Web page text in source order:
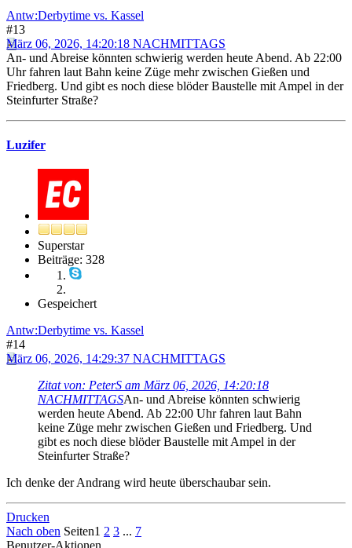
Antw:Derbytime vs. Kassel
#13
März 06, 2026, 14:20:18 NACHMITTAGS
An- und Abreise könnten schwierig werden heute Abend. Ab 22:00
Uhr fahren laut Bahn keine Züge mehr zwischen Gießen und
Friedberg. Und gibt es noch diese blöder Baustelle mit Ampel in der
Steinfurter Straße?
Luzifer
Superstar
Beiträge: 328
Gespeichert
Antw:Derbytime vs. Kassel
#14
März 06, 2026, 14:29:37 NACHMITTAGS
Zitat von: PeterS am März 06, 2026, 14:20:18
NACHMITTAGSAn- und Abreise könnten schwierig
werden heute Abend. Ab 22:00 Uhr fahren laut Bahn
keine Züge mehr zwischen Gießen und Friedberg. Und
gibt es noch diese blöder Baustelle mit Ampel in der
Steinfurter Straße?
Ich denke der Andrang wird heute überschaubar sein.
Drucken
Nach oben Seiten1 2 3 ... 7